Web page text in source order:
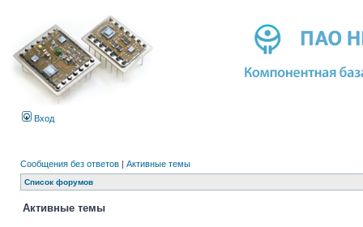
Вход
Сообщения без ответов | Активные темы
Список форумов
Активные темы